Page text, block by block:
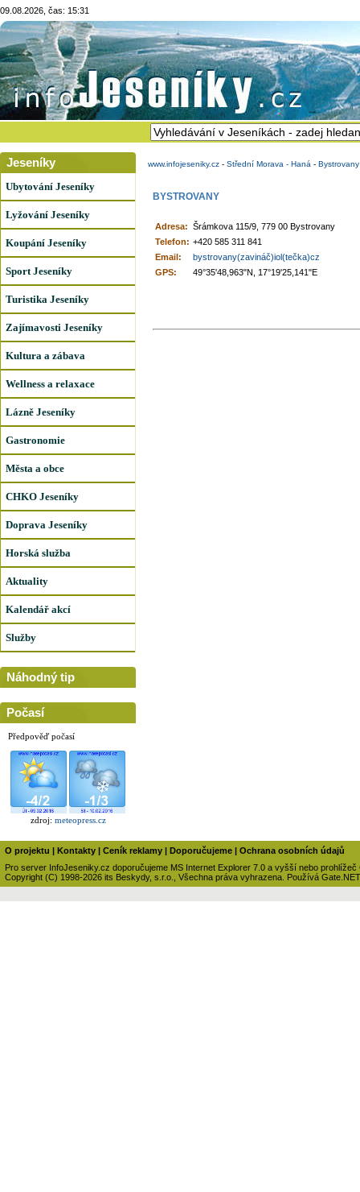
09.08.2026, čas: 15:31
Jeseníky
Ubytování Jeseníky
Lyžování Jeseníky
Koupání Jeseníky
Sport Jeseníky
Turistika Jeseníky
Zajímavosti Jeseníky
Kultura a zábava
Wellness a relaxace
Lázně Jeseníky
Gastronomie
Města a obce
CHKO Jeseníky
Doprava Jeseníky
Horská služba
Aktuality
Kalendář akcí
Služby
Náhodný tip
Počasí
Předpověď počasí
zdroj: meteopress.cz
www.infojeseniky.cz - Střední Morava - Haná - Bystrovany
BYSTROVANY
Adresa: Šrámkova 115/9, 779 00 Bystrovany
Telefon: +420 585 311 841
Email:
bystrovany(zavináč)iol(tečka)cz
GPS:
49°35'48,963"N, 17°19'25,141"E
O projektu Kontakty Ceník reklamy Doporučujeme
Ochrana osobních údajů
Pro server InfoJeseniky.cz doporučujeme MS Internet Explorer 7.0 a vyšší nebo prohlížeč
Copyright (C) 1998-2026 its Beskydy, s.r.o., Všechna práva vyhrazena. Používá